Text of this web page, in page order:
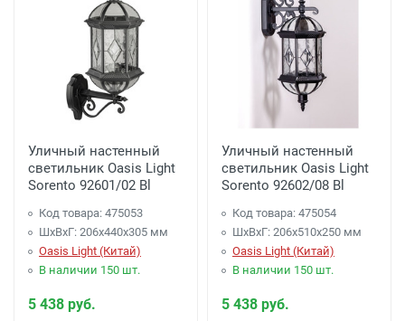
Уличный настенный
светильник Oasis Light
Sorento 92601/02 Bl
Код товара: 475053
ШхВхГ: 206х440х305 мм
Oasis Light (Китай)
В наличии 150 шт.
5 438 руб.
Уличный настенный
светильник Oasis Light
Sorento 92602/08 Bl
Код товара: 475054
ШхВхГ: 206х510х250 мм
Oasis Light (Китай)
В наличии 150 шт.
5 438 руб.